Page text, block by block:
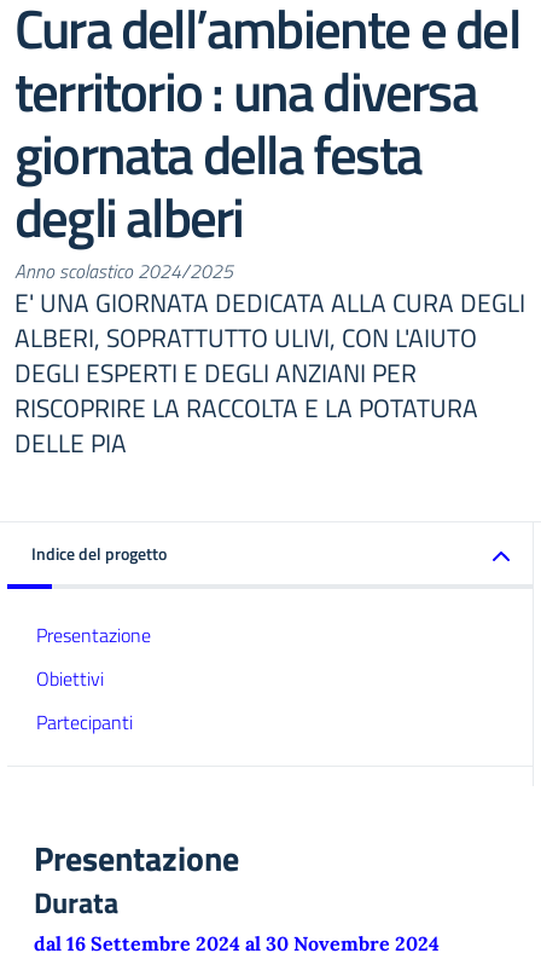
Cura dell’ambiente e del
territorio : una diversa
giornata della festa
degli alberi
Anno scolastico 2024/2025
E' UNA GIORNATA DEDICATA ALLA CURA DEGLI
ALBERI, SOPRATTUTTO ULIVI, CON L'AIUTO
DEGLI ESPERTI E DEGLI ANZIANI PER
RISCOPRIRE LA RACCOLTA E LA POTATURA
DELLE PIA
Indice del progetto
Presentazione
Obiettivi
Partecipanti
Presentazione
Durata
dal 16 Settembre 2024 al 30 Novembre 2024